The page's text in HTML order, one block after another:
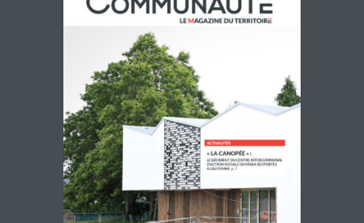
Les réservations des mercredis aux accueils de loisirs de
La Maison Pop’, pour la période de septembre à
décembre 2026, sont ouvertes à partir du 20 juillet 2026
Lire la suite